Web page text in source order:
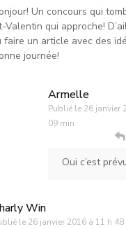
Un concours qui
Valentin qui approche!
faire un article avec des
journée!
Armelle
Publié le 26 janvier
09 min
Oui c’est
Win
le 26 janvier 2016 à 11 h 48